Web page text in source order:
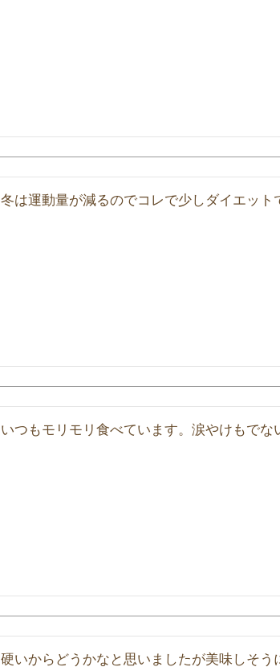
冬は運動量が減るのでコレで少しダイエット
いつもモリモリ食べています。涙やけもでな
硬いからどうかなと思いましたが美味しそう